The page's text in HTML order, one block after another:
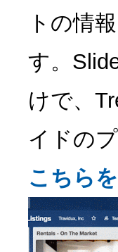
トの情
す。
けで、
イドの
こちら